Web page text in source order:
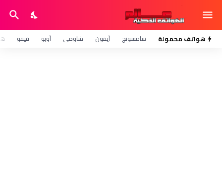
هواتف محمولة سامسونج آيفون شاومي أوبو فيفو